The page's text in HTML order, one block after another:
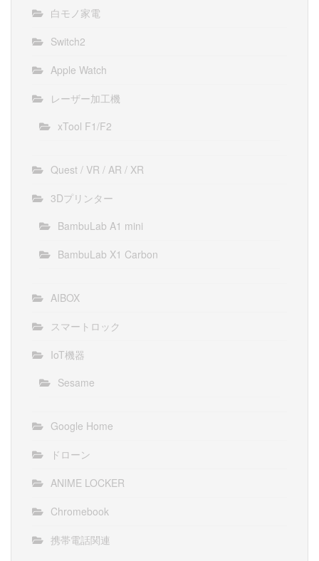
白モノ家電
Switch2
Apple Watch
レーザー加工機
xTool F1/F2
Quest / VR / AR / XR
3Dプリンター
BambuLab A1 mini
BambuLab X1 Carbon
AIBOX
スマートロック
IoT機器
Sesame
Google Home
ドローン
ANIME LOCKER
Chromebook
携帯電話関連